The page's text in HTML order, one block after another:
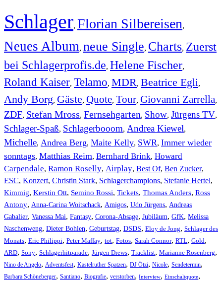
Schlager, Florian Silbereisen,
Neues Album, neue Single, Charts, Zuerst
bei Schlagerprofis.de, Helene Fischer,
Roland Kaiser, Telamo, MDR, Beatrice Egli,
Andy Borg, Gäste, Quote, Tour, Giovanni Zarrella,
ZDF, Stefan Mross, Fernsehgarten, Show, Jürgens TV,
Schlager-Spaß, Schlagerbooom, Andrea Kiewel,
Michelle, Andrea Berg, Maite Kelly, SWR, Immer wieder
sonntags, Matthias Reim, Bernhard Brink, Howard
Carpendale, Ramon Roselly, Airplay, Best Of, Ben Zucker,
ESC, Konzert, Christin Stark, Schlagerchampions, Stefanie Hertel,
Kimmig, Kerstin Ott, Semino Rossi, Tickets, Thomas Anders, Ross
Antony, Anna-Carina Woitschack, Amigos, Udo Jürgens, Andreas
Gabalier, Vanessa Mai, Fantasy, Corona-Absage, Jubiläum, GfK, Melissa
Naschenweng, Dieter Bohlen, Geburtstag, DSDS, Eloy de Jong, Schlager des
Monats, Eric Philippi, Peter Maffay, tot, Fotos, Sarah Connor, RTL, Gold,
ARD, Sony, Schlagerhitparade, Jürgen Drews, Tracklist, Marianne Rosenberg,
Nino de Angelo, Adventsfest, Kastelruther Spatzen, DJ Ötzi, Nicole, Sendetermin,
Barbara Schöneberger, Santiano, Biografie, verstorben, Interview, Einschaltquote,